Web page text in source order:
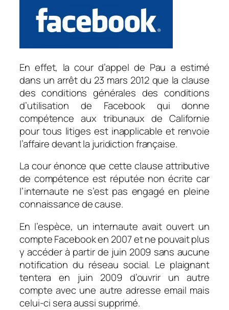
En effet, la cour d’appel de Pau a estimé
dans un arrêt du 23 mars 2012 que la clause
des conditions générales des conditions
d’utilisation de Facebook qui donne
compétence aux tribunaux de Californie
pour tous litiges est inapplicable et renvoie
l’affaire devant la juridiction française.
La cour énonce que cette clause attributive
de compétence est réputée non écrite car
l’internaute ne s’est pas engagé en pleine
connaissance de cause.
En l’espèce, un internaute avait ouvert un
compte Facebook en 2007 et ne pouvait plus
y accéder à partir de juin 2009 sans aucune
notification du réseau social. Le plaignant
tentera en juin 2009 d’ouvrir un autre
compte avec une autre adresse email mais
celui-ci sera aussi supprimé.